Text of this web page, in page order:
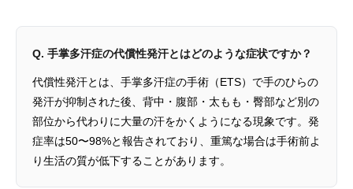
Q. 手掌多汗症の代償性発汗とはどのような症状ですか？
代償性発汗とは、手掌多汗症の手術（ETS）で手のひらの
発汗が抑制された後、背中・腹部・太もも・臀部など別の
部位から代わりに大量の汗をかくようになる現象です。発
症率は50〜98%と報告されており、重篤な場合は手術前よ
り生活の質が低下することがあります。